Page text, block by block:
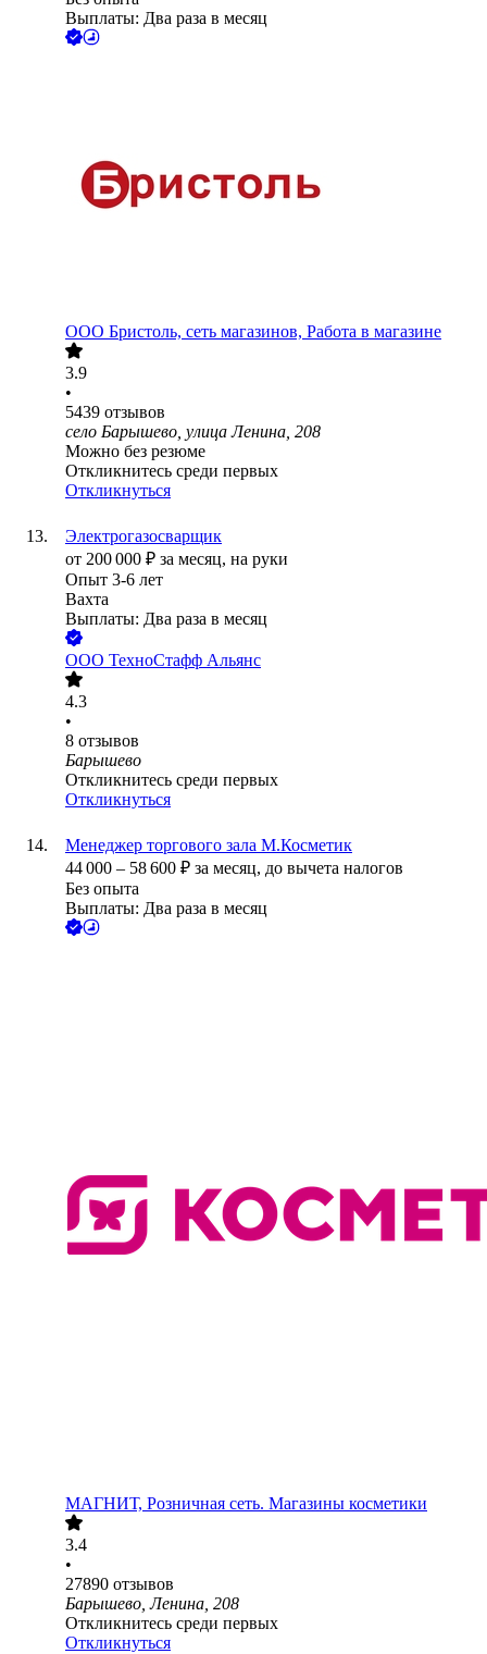
Выплаты: Два раза в месяц
ООО Бристоль, сеть магазинов, Работа в магазине
3.9
•
5439 отзывов
село Барышево, улица Ленина, 208
Можно без резюме
Откликнитесь среди первых
Откликнуться
Электрогазосварщик
от 200 000 ₽ за месяц, на руки
Опыт 3-6 лет
Вахта
Выплаты: Два раза в месяц
ООО ТехноСтафф Альянс
4.3
•
8 отзывов
Барышево
Откликнитесь среди первых
Откликнуться
Менеджер торгового зала М.Косметик
44 000 – 58 600 ₽ за месяц, до вычета налогов
Без опыта
Выплаты: Два раза в месяц
МАГНИТ, Розничная сеть. Магазины косметики
3.4
•
27890 отзывов
Барышево, Ленина, 208
Откликнитесь среди первых
Откликнуться